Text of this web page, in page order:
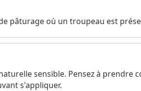
Balcon du Léman pour
Lion. Sur ce parcours, la
pâturage où un troupeau est
sensible. Pensez à prendre
s'appliquer.